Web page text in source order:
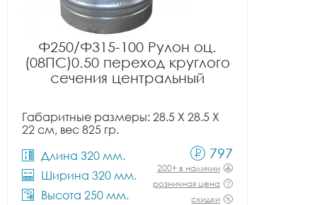
Ф250/Ф315-100 Рулон оц.
(08ПС)0.50 переход круглого
сечения центральный
Габаритные размеры: 28.5 X 28.5 X
22 см, вес 825 гр.
Длина 320 мм.
Ширина 320 мм.
Высота 250 мм.
797
200+ в наличии
розничная цена
скидки